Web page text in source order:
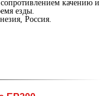
качению и
езды.
Россия.